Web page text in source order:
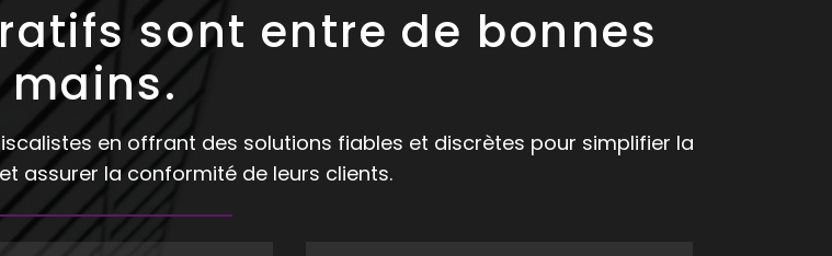
sont entre de bonnes
mains.
en offrant des solutions fiables et discrètes pour simplifier la
assurer la conformité de leurs clients.